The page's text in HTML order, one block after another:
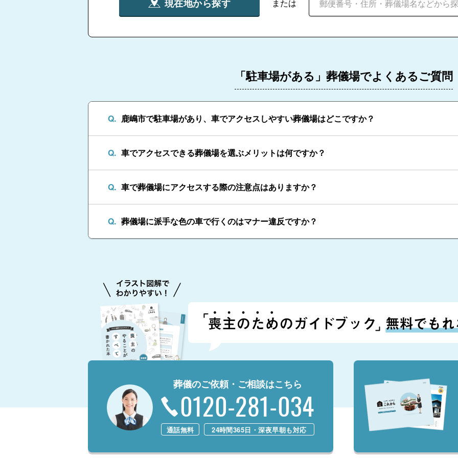
現在地から探す または
「駐車場がある」葬儀場でよくあるご質問
鹿嶋市で駐車場があり、車でアクセスしやすい葬儀場はどこですか？
車でアクセスできる葬儀場を選ぶメリットは何ですか？
車で葬儀場にアクセスする際の注意点はありますか？
葬儀場に派手な色の車で行くのはマナー違反ですか？
葬儀のご依頼・ご相談はこちら
0120-281-034
通話無料 24時間365日・深夜早朝も対応